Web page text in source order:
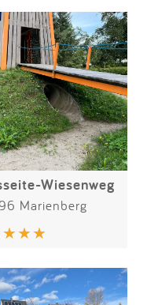
Wiesenweg
Marienberg